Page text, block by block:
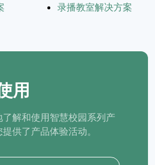
录播教室解决方案
用
解和使用智慧校园系列产
供了产品体验活动。